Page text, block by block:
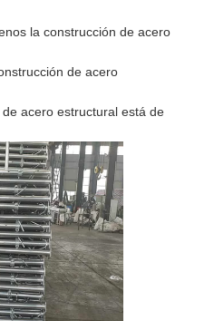
la construcción de acero
de acero
acero estructural está de